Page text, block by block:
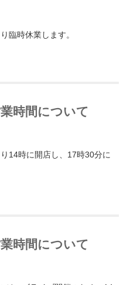
臨時休業します。
時間について
14時に開店し、17時30分に
時間について